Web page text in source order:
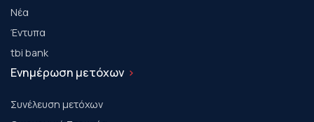
Νέα
Έντυπα
tbi bank
Ενημέρωση μετόχων
Συνέλευση μετόχων